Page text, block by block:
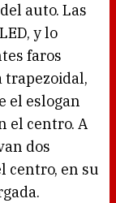
auto. Las
y lo
faros
el eslogan
el centro. A
dos
centro, en su